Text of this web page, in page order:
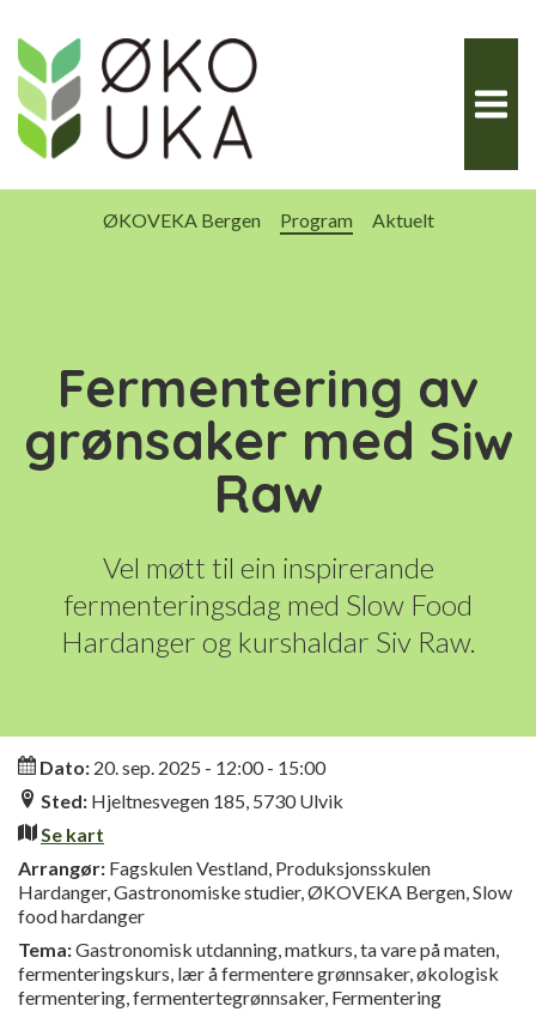
innhold
ØKOVEKA Bergen Program Aktuelt
Fermentering av
grønsaker med Siw
Raw
Vel møtt til ein inspirerande
fermenteringsdag med Slow Food
Hardanger og kurshaldar Siv Raw.
Informasjon
Dato:20. sep. 2025 - 12:00 - 15:00
Sted: Hjeltnesvegen 185, 5730 Ulvik
Se kart
Arrangør: Fagskulen Vestland, Produksjonsskulen
Hardanger, Gastronomiske studier, ØKOVEKA Bergen, Slow
food hardanger
Tema:Gastronomisk utdanning, matkurs, ta vare på maten,
fermenteringskurs, lær å fermentere grønnsaker, økologisk
fermentering, fermentertegrønnsaker, Fermentering